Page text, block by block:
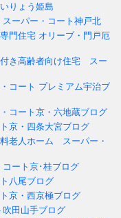
りょう姫島
ーパー・コート神戸北
門住宅 オリーブ・門戸厄
き高齢者向け住宅 スー
コート プレミアム宇治ブ
コート京・六地蔵ブログ
京・四条大宮ブログ
老人ホーム スーパー・
ート京･桂ブログ
八尾ブログ
京・西京極ブログ
田山手ブログ